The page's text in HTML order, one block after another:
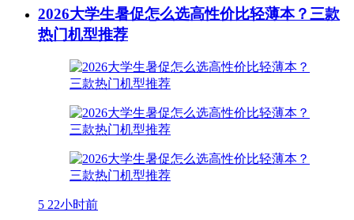
2026大学生暑促怎么选高性价比轻薄本？三款
热门机型推荐
5 22小时前